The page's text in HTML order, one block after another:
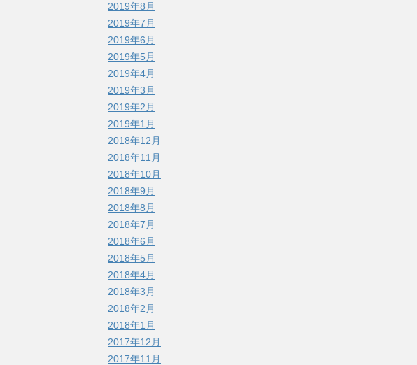
2019年8月
2019年7月
2019年6月
2019年5月
2019年4月
2019年3月
2019年2月
2019年1月
2018年12月
2018年11月
2018年10月
2018年9月
2018年8月
2018年7月
2018年6月
2018年5月
2018年4月
2018年3月
2018年2月
2018年1月
2017年12月
2017年11月